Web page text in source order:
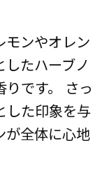
ンやオレン
たハーブノ
です。 さっ
した印象を与
が全体に心地